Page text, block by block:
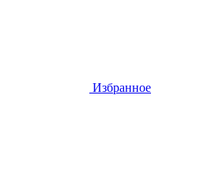
Избранное